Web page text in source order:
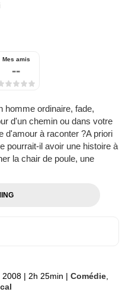
Mes amis
--
homme ordinaire, fade,
d'un chemin ou dans votre
d'amour à raconter ?A priori
pourrait-il avoir une histoire à
la chair de poule, une
2008 | 2h 25min | Comédie